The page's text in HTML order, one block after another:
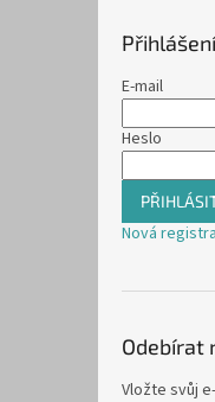
Přihlášení
E-mail
Heslo
Nová
Odebírat
Vložte svůj